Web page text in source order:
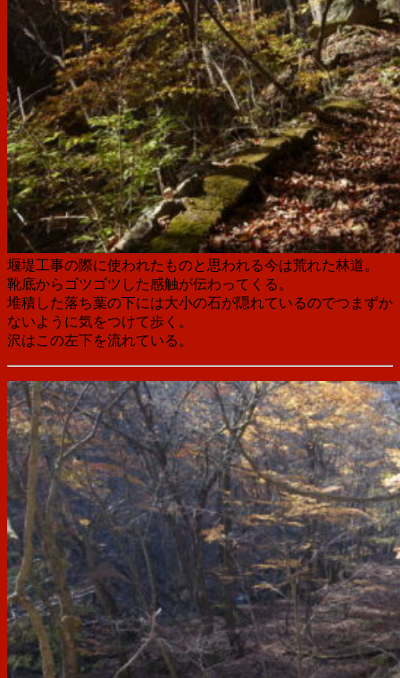
堰堤工事の際に使われたものと思われる今は荒れた林道。
靴底からゴツゴツした感触が伝わってくる。
堆積した落ち葉の下には大小の石が隠れているのでつまずか
ないように気をつけて歩く。
沢はこの左下を流れている。